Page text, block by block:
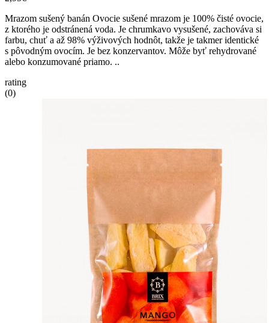
Mrazom sušený banán Ovocie sušené mrazom je 100% čisté ovocie,
z ktorého je odstránená voda. Je chrumkavo vysušené, zachováva si
farbu, chuť a až 98% výživových hodnôt, takže je takmer identické
s pôvodným ovocím. Je bez konzervantov. Môže byť rehydrované
alebo konzumované priamo. ..
rating
(0)